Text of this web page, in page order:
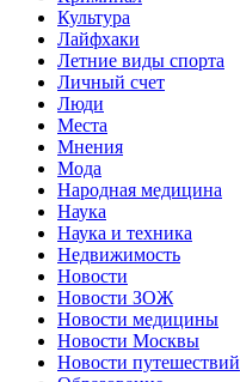
Культура
Лайфхаки
Летние виды спорта
Личный счет
Люди
Места
Мнения
Мода
Народная медицина
Наука
Наука и техника
Недвижимость
Новости
Новости ЗОЖ
Новости медицины
Новости Москвы
Новости путешествий